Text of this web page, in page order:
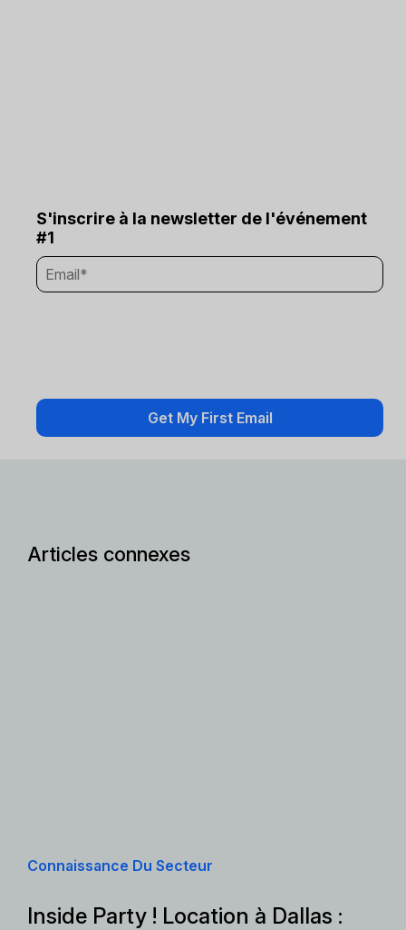
S'inscrire à la newsletter de l'événement
#1
Articles connexes
Connaissance Du Secteur
Inside Party ! Location à Dallas :